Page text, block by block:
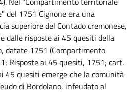
del 1751 Cignone era una
superiore del Contado cremonese,
dalle risposte ai 45 quesiti della
datate 1751 (Compartimento
Risposte ai 45 quesiti, 1751; cart.
45 quesiti emerge che la comunità
di Bordolano, infeudato al